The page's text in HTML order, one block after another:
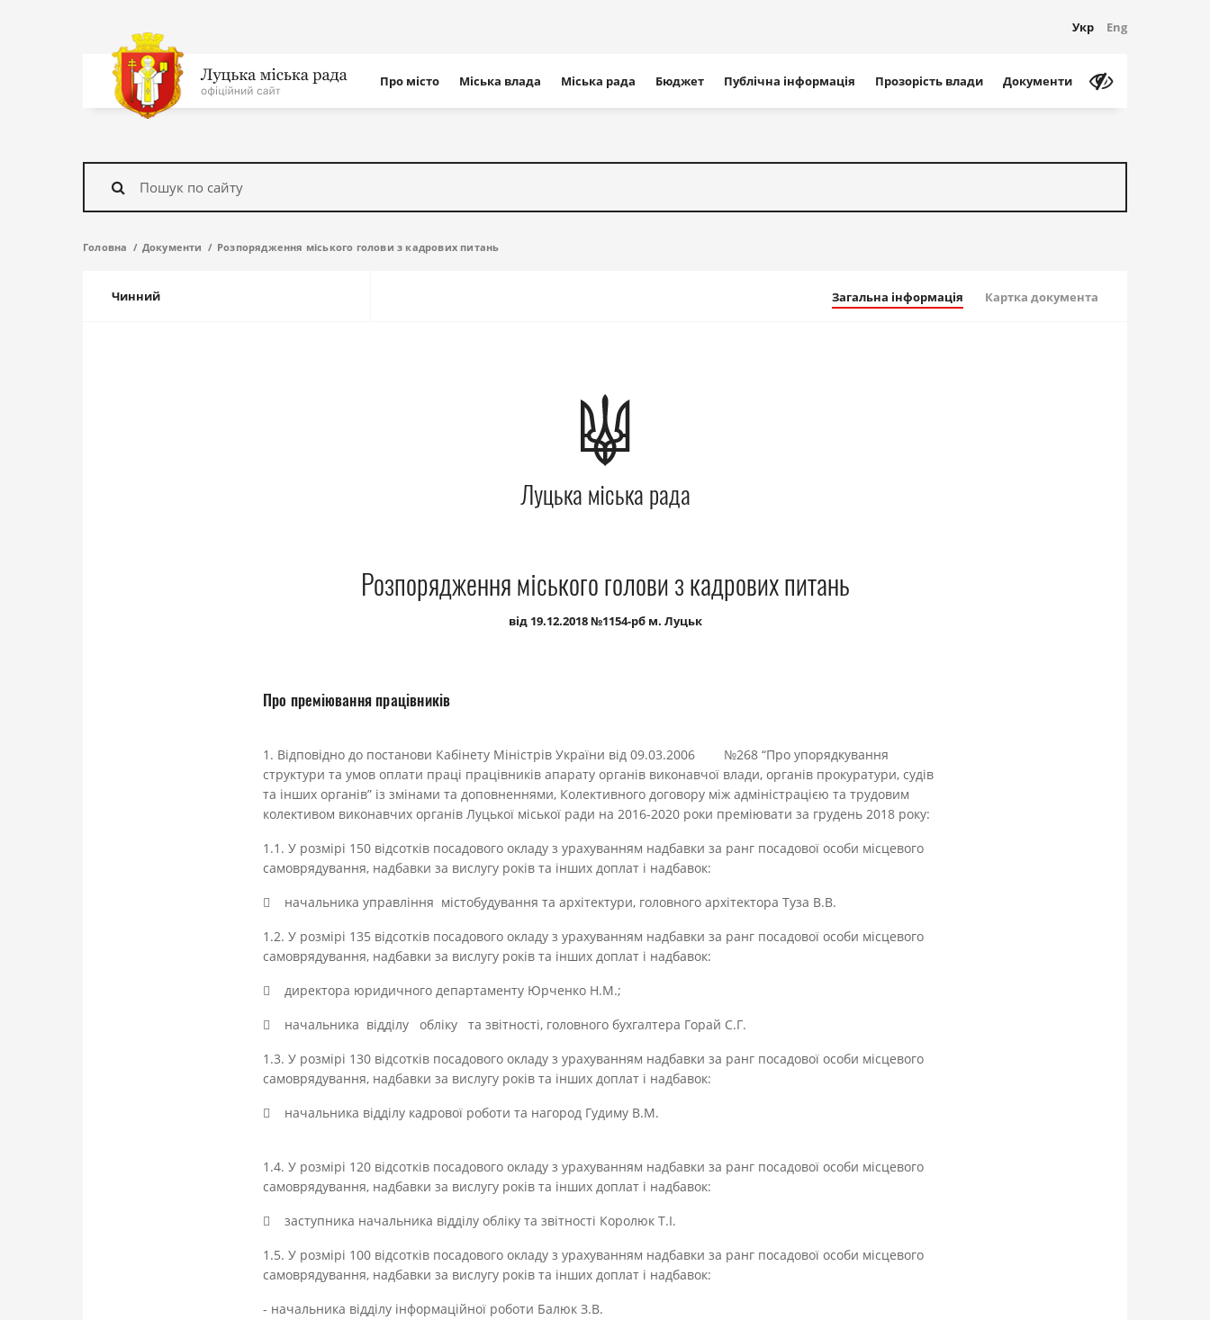
Укр Eng
На
головну
сайту
Про місто Міська влада Міська рада Бюджет Публічна інформація Прозорість влади Документи
Знайти
Головна Документи Розпорядження міського голови з кадрових питань
Чинний Загальна інформація Картка документа
Луцька міська рада
Розпорядження міського голови з кадрових питань
від 19.12.2018 №1154-рб м. Луцьк
Про преміювання працівників
1. Відповідно до постанови Кабінету Міністрів України від 09.03.2006 №268 “Про упорядкування
структури та умов оплати праці працівників апарату органів виконавчої влади, органів прокуратури, судів
та інших органів” із змінами та доповненнями, Колективного договору між адміністрацією та трудовим
колективом виконавчих органів Луцької міської ради на 2016-2020 роки преміювати за грудень 2018 року:
1.1. У розмірі 150 відсотків посадового окладу з урахуванням надбавки за ранг посадової особи місцевого
самоврядування, надбавки за вислугу років та інших доплат і надбавок:
 начальника управління містобудування та архітектури, головного архітектора Туза В.В.
1.2. У розмірі 135 відсотків посадового окладу з урахуванням надбавки за ранг посадової особи місцевого
самоврядування, надбавки за вислугу років та інших доплат і надбавок:
 директора юридичного департаменту Юрченко Н.М.;
 начальника відділу обліку та звітності, головного бухгалтера Горай С.Г.
1.3. У розмірі 130 відсотків посадового окладу з урахуванням надбавки за ранг посадової особи місцевого
самоврядування, надбавки за вислугу років та інших доплат і надбавок:
 начальника відділу кадрової роботи та нагород Гудиму В.М.
1.4. У розмірі 120 відсотків посадового окладу з урахуванням надбавки за ранг посадової особи місцевого
самоврядування, надбавки за вислугу років та інших доплат і надбавок:
 заступника начальника відділу обліку та звітності Королюк Т.І.
1.5. У розмірі 100 відсотків посадового окладу з урахуванням надбавки за ранг посадової особи місцевого
самоврядування, надбавки за вислугу років та інших доплат і надбавок:
- начальника відділу інформаційної роботи Балюк З.В.